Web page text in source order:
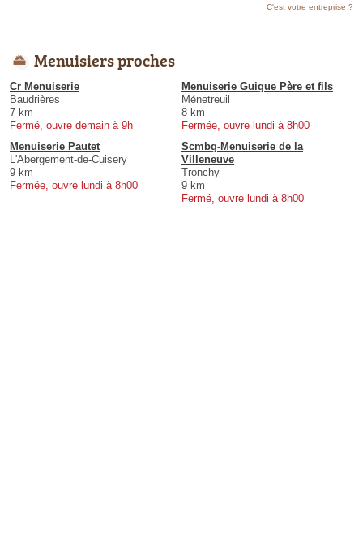
C'est votre entreprise ?
Menuisiers proches
Cr Menuiserie
Baudrières
7 km
Fermé, ouvre demain à 9h
Menuiserie Guigue Père et fils
Ménetreuil
8 km
Fermée, ouvre lundi à 8h00
Menuiserie Pautet
L'Abergement-de-Cuisery
9 km
Fermée, ouvre lundi à 8h00
Scmbg-Menuiserie de la
Villeneuve
Tronchy
9 km
Fermé, ouvre lundi à 8h00